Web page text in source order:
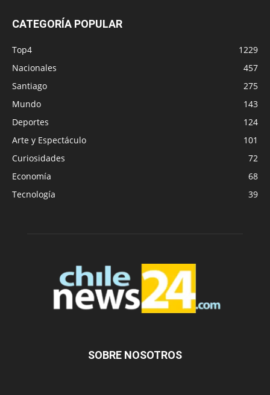
CATEGORÍA POPULAR
Top4
1229
Nacionales
457
Santiago
275
Mundo
143
Deportes
124
Arte y Espectáculo
101
Curiosidades
72
Economía
68
Tecnología
39
SOBRE NOSOTROS